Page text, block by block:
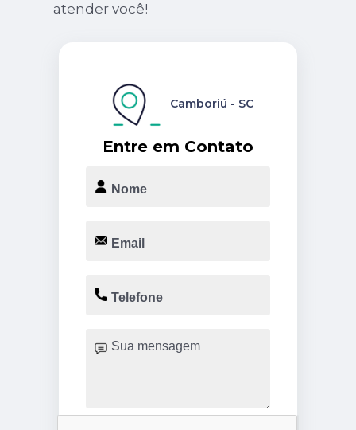
atender você!
Entre em Contato
Camboriú - SC